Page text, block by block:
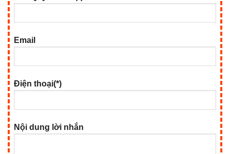
Email
Điện thoại(*)
Nội dung lời nhắn